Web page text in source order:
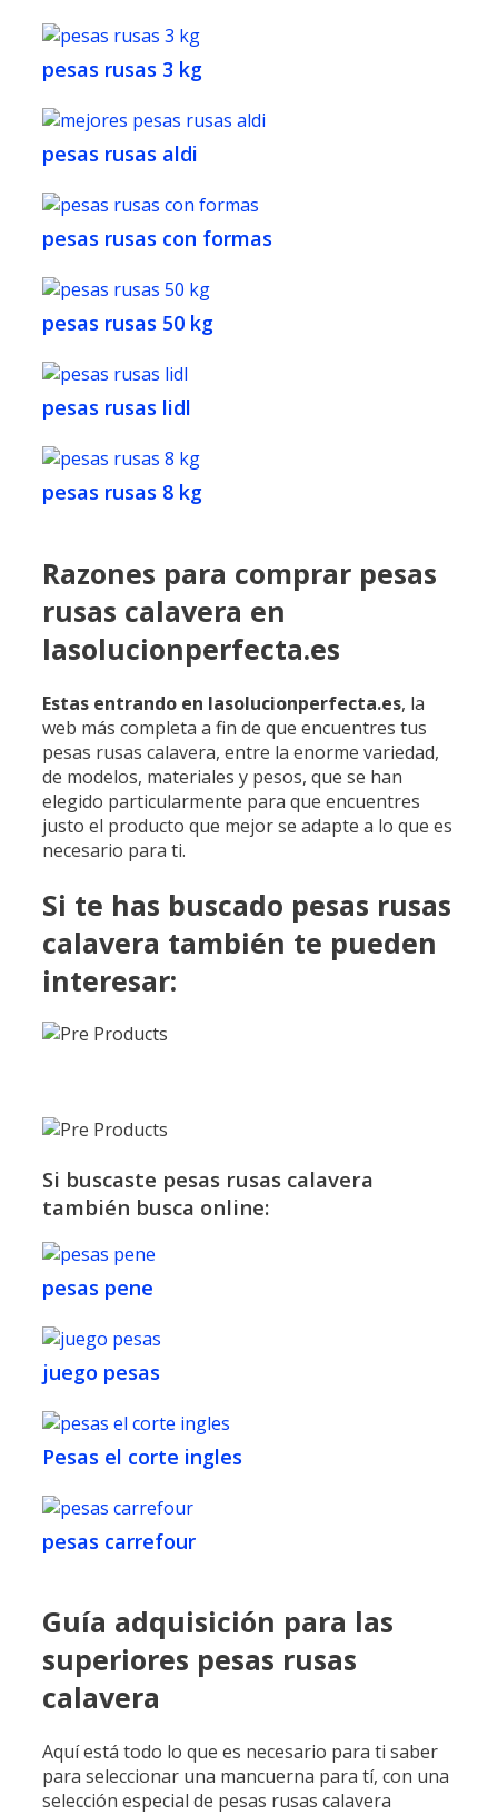
pesas rusas 3 kg
pesas rusas aldi
pesas rusas con formas
pesas rusas 50 kg
pesas rusas lidl
pesas rusas 8 kg
Razones para comprar pesas
rusas calavera en
lasolucionperfecta.es
Estas entrando en lasolucionperfecta.es, la
web más completa a fin de que encuentres tus
pesas rusas calavera, entre la enorme variedad,
de modelos, materiales y pesos, que se han
elegido particularmente para que encuentres
justo el producto que mejor se adapte a lo que es
necesario para ti.
Si te has buscado pesas rusas
calavera también te pueden
interesar:
Si buscaste pesas rusas calavera
también busca online:
pesas pene
juego pesas
Pesas el corte ingles
pesas carrefour
Guía adquisición para las
superiores pesas rusas
calavera
Aquí está todo lo que es necesario para ti saber
para seleccionar una mancuerna para tí, con una
selección especial de pesas rusas calavera